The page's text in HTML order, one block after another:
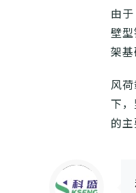
由
壁
架
风
下
的主
Warning
: Trying to access array offset on null in/www/wwwroot/ksengpv/wp-content/themes/guangfuzhijia/includes/content-single.php
on line
286